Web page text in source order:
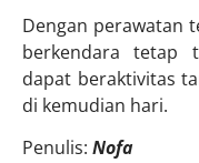
Dengan perawatan
berkendara tetap
dapat beraktivitas
di kemudian hari.
Penulis: Nofa